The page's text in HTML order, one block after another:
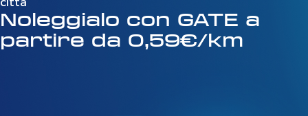
Noleggialo con GATE a
partire da 0,59€/km